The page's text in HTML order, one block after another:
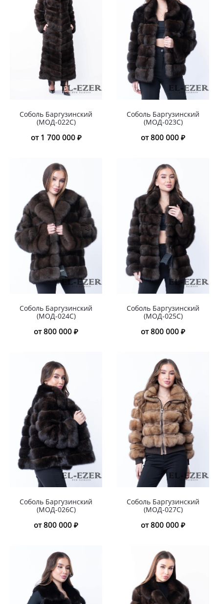
Соболь Баргузинский
(МОД-022С)
от 1 700 000 ₽
Соболь Баргузинский
(МОД-023С)
от 800 000 ₽
Соболь Баргузинский
(МОД-024С)
от 800 000 ₽
Соболь Баргузинский
(МОД-025С)
от 800 000 ₽
Соболь Баргузинский
(МОД-026С)
от 800 000 ₽
Соболь Баргузинский
(МОД-027С)
от 800 000 ₽